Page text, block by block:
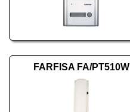
FARFISA FA/PT510W